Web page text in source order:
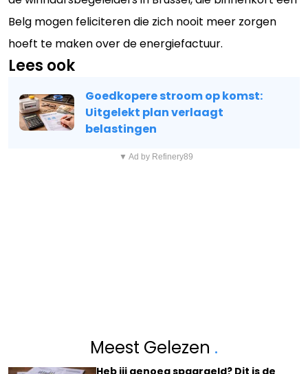
Belg mogen feliciteren die zich nooit meer zorgen
hoeft te maken over de energiefactuur.
Lees ook
Goedkopere stroom op komst:
Uitgelekt plan verlaagt
belastingen
▼ Ad by Refinery89
Meest Gelezen .
Heb jij genoeg spaargeld? Dit is de